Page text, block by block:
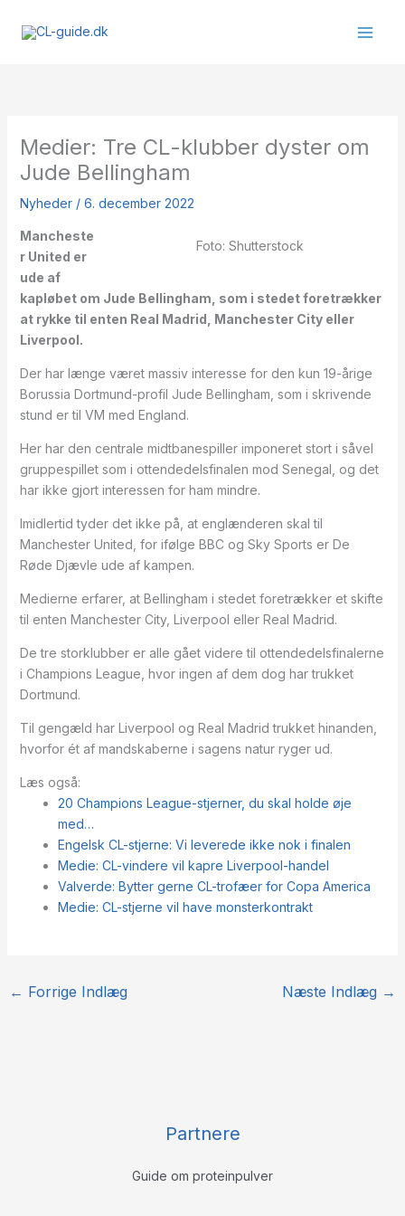
Medier: Tre CL-klubber dyster om
Jude Bellingham
Nyheder/ 6. december 2022
Foto: Shutterstock
Mancheste
r United er
ude af
kapløbet om Jude Bellingham, som i stedet foretrækker
at rykke til enten Real Madrid, Manchester City eller
Liverpool.
Der har længe været massiv interesse for den kun 19-årige
Borussia Dortmund-profil Jude Bellingham, som i skrivende
stund er til VM med England.
Her har den centrale midtbanespiller imponeret stort i såvel
gruppespillet som i ottendedelsfinalen mod Senegal, og det
har ikke gjort interessen for ham mindre.
Imidlertid tyder det ikke på, at englænderen skal til
Manchester United, for ifølge BBC og Sky Sports er De
Røde Djævle ude af kampen.
Medierne erfarer, at Bellingham i stedet foretrækker et skifte
til enten Manchester City, Liverpool eller Real Madrid.
De tre storklubber er alle gået videre til ottendedelsfinalerne
i Champions League, hvor ingen af dem dog har trukket
Dortmund.
Til gengæld har Liverpool og Real Madrid trukket hinanden,
hvorfor ét af mandskaberne i sagens natur ryger ud.
Læs også:
20 Champions League-stjerner, du skal holde øje
med…
Engelsk CL-stjerne: Vi leverede ikke nok i finalen
Medie: CL-vindere vil kapre Liverpool-handel
Valverde: Bytter gerne CL-trofæer for Copa America
Medie: CL-stjerne vil have monsterkontrakt
← Forrige Indlæg Næste Indlæg →
Partnere
Guide om proteinpulver